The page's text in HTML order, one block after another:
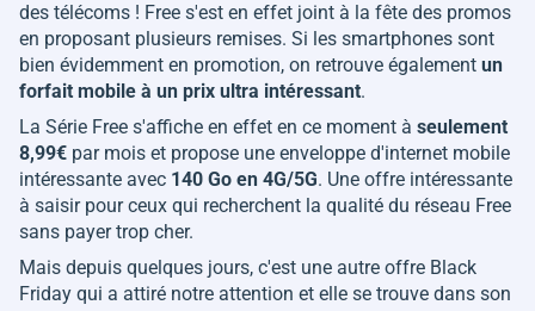
des télécoms ! Free s'est en effet joint à la fête des promos
en proposant plusieurs remises. Si les smartphones sont
bien évidemment en promotion, on retrouve également un
forfait mobile à un prix ultra intéressant.
La Série Free s'affiche en effet en ce moment à seulement
8,99€ par mois et propose une enveloppe d'internet mobile
intéressante avec 140 Go en 4G/5G. Une offre intéressante
à saisir pour ceux qui recherchent la qualité du réseau Free
sans payer trop cher.
Mais depuis quelques jours, c'est une autre offre Black
Friday qui a attiré notre attention et elle se trouve dans son